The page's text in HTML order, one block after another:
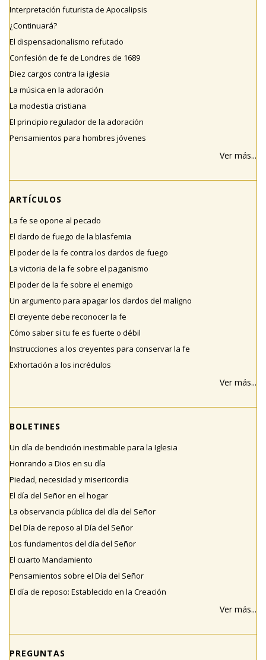
Interpretación futurista de Apocalipsis
¿Continuará?
El dispensacionalismo refutado
Confesión de fe de Londres de 1689
Diez cargos contra la iglesia
La música en la adoración
La modestia cristiana
El principio regulador de la adoración
Pensamientos para hombres jóvenes
Ver más...
ARTÍCULOS
La fe se opone al pecado
El dardo de fuego de la blasfemia
El poder de la fe contra los dardos de fuego
La victoria de la fe sobre el paganismo
El poder de la fe sobre el enemigo
Un argumento para apagar los dardos del maligno
El creyente debe reconocer la fe
Cómo saber si tu fe es fuerte o débil
Instrucciones a los creyentes para conservar la fe
Exhortación a los incrédulos
Ver más...
BOLETINES
Un día de bendición inestimable para la Iglesia
Honrando a Dios en su día
Piedad, necesidad y misericordia
El día del Señor en el hogar
La observancia pública del día del Señor
Del Día de reposo al Día del Señor
Los fundamentos del día del Señor
El cuarto Mandamiento
Pensamientos sobre el Día del Señor
El día de reposo: Establecido en la Creación
Ver más...
PREGUNTAS